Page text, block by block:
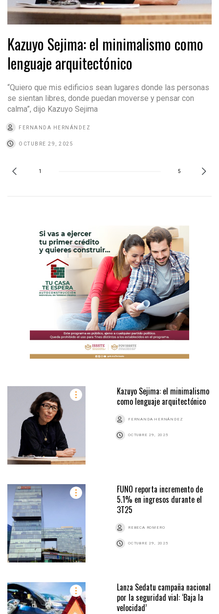
Kazuyo Sejima: el minimalismo como
lenguaje arquitectónico
“Quiero que mis edificios sean lugares donde las personas
se sientan libres, donde puedan moverse y pensar con
calma”, dijo Kazuyo Sejima
FERNANDA HERNÁNDEZ
OCTUBRE 29, 2025
1 5
Kazuyo Sejima: el minimalismo
como lenguaje arquitectónico
FERNANDA HERNÁNDEZ
OCTUBRE 29, 2025
FUNO reporta incremento de
5.1% en ingresos durante el
3T25
REBECA ROMERO
OCTUBRE 29, 2025
Lanza Sedatu campaña nacional
por la seguridad vial: ‘Baja la
velocidad’